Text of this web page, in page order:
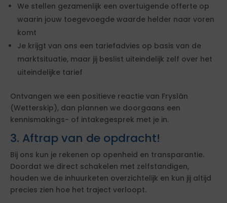
We stellen gezamenlijk een overtuigende offerte op
waarin jouw toegevoegde waarde helder naar voren
komt
Je krijgt van ons een tariefadvies op basis van de
marktsituatie, maar jij beslist uiteindelijk zelf over het
uiteindelijke tarief
Ontvangen we een positieve reactie van Fryslân
(Wetterskip), dan plannen we doorgaans een
kennismakings- of intakegesprek met je in.
3. Aftrap van de opdracht!
Bij ons kun je rekenen op openheid en transparantie.
Doordat we direct schakelen met zelfstandigen,
houden we de inhuurketen overzichtelijk en kun jij altijd
precies zien hoe het traject verloopt.